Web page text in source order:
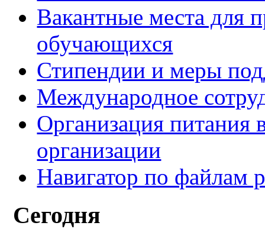
Вакантные места для
обучающихся
Стипендии и меры
Международное
Организация питания
организации
Навигатор по файлам
Сегодня